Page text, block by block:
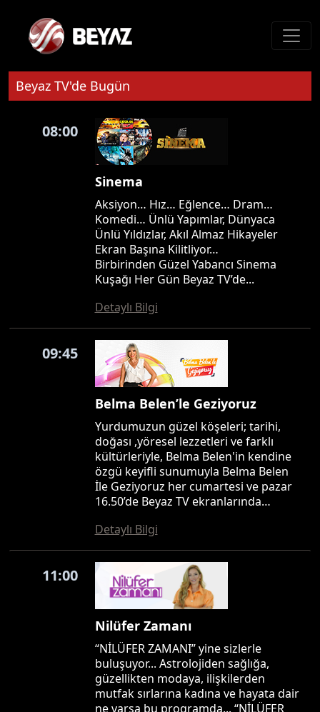
Beyaz TV'de Bugün
08:00
Sinema
Aksiyon… Hız… Eğlence… Dram…
Komedi… Ünlü Yapımlar, Dünyaca
Ünlü Yıldızlar, Akıl Almaz Hikayeler
Ekran Başına Kilitliyor…
Birbirinden Güzel Yabancı Sinema
Kuşağı Her Gün Beyaz TV’de...
Detaylı Bilgi
09:45
Belma Belen’le Geziyoruz
Yurdumuzun güzel köşeleri; tarihi,
doğası ,yöresel lezzetleri ve farklı
kültürleriyle, Belma Belen'in kendine
özgü keyifli sunumuyla Belma Belen
İle Geziyoruz her cumartesi ve pazar
16.50’de Beyaz TV ekranlarında…
Detaylı Bilgi
11:00
Nilüfer Zamanı
“NİLÜFER ZAMANI” yine sizlerle
buluşuyor... Astrolojiden sağlığa,
güzellikten modaya, ilişkilerden
mutfak sırlarına kadına ve hayata dair
ne varsa bu programda... “NİLÜFER